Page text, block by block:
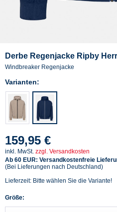
Derbe Regenjacke Ripby
Windbreaker Regenjacke
Varianten:
159,95 €
inkl. MwSt. zzgl. Versandkosten
Ab 60 EUR: Versandkostenfreie
(Bei Lieferungen nach Deutschland)
Lieferzeit: Bitte wählen Sie die Variante!
Größe: